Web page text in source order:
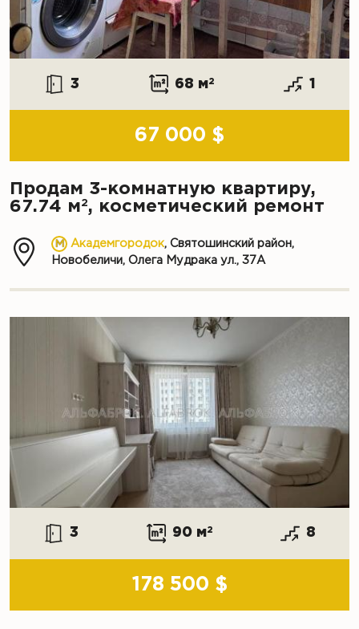
3 68 м2 1
67 000 $
Продам 3-комнатную квартиру,
67.74 м2, косметический ремонт
Академгородок, Святошинский район,
Новобеличи, Олега Мудрака ул., 37А
3 90 м2 8
178 500 $